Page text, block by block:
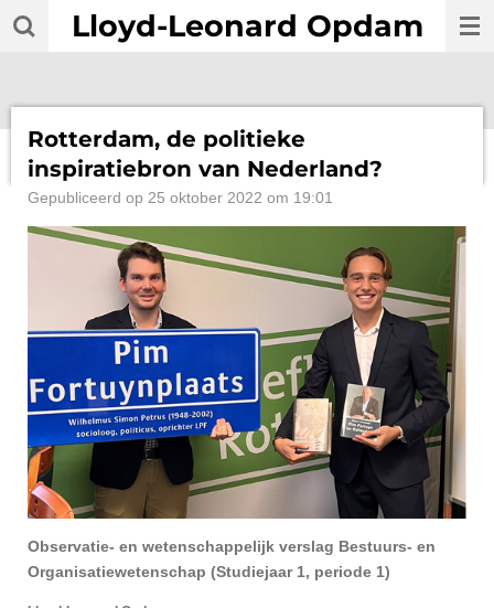
Ga
Lloyd-Leonard Opdam
Rotterdam, de politieke
inspiratiebron van Nederland?
Gepubliceerd op 25 oktober 2022 om 19:01
Observatie- en wetenschappelijk verslag Bestuurs- en
Organisatiewetenschap (Studiejaar 1, periode 1)